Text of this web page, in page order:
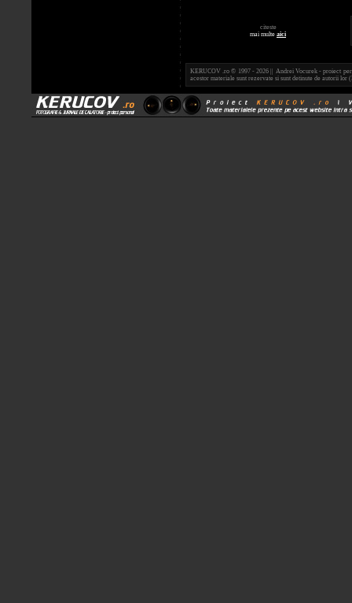
citeste
mai multe aici
KERUCOV .ro © 1997 - 2026 || Andrei Vocurek - proiect
acestor materiale sunt rezervate si sunt detinute de autorii